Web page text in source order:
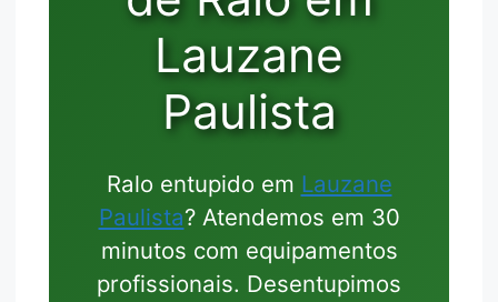
Lauzane
Paulista
Ralo entupido em Lauzane
Paulista? Atendemos em 30
minutos com equipamentos
profissionais. Desentupimos